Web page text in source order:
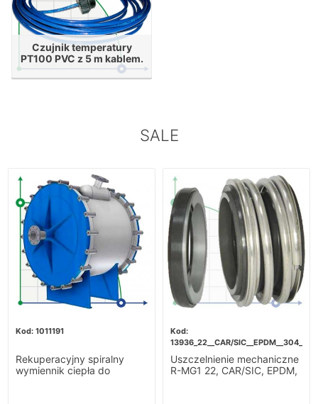
Czujnik temperatury
PT100 PVC z 5 m kablem.
SALE
1011191
Rekuperacyjny spiralny
wymiennik ciepła do
13936_22__CAR/
Uszczelnienie mechaniczne
R-MG1 22, CAR/SIC, EPDM,